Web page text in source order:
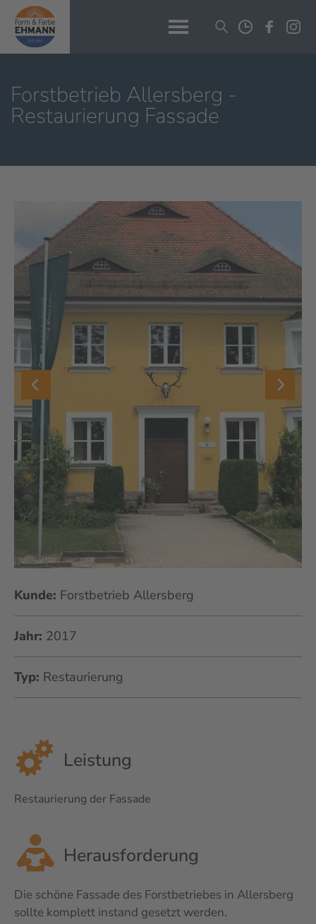
Forstbetrieb Allersberg -
Restaurierung Fassade
Kunde: Forstbetrieb Allersberg
Jahr: 2017
Typ: Restaurierung
Leistung
Restaurierung der Fassade
Herausforderung
Die schöne Fassade des Forstbetriebes in Allersberg
sollte komplett instand gesetzt werden.